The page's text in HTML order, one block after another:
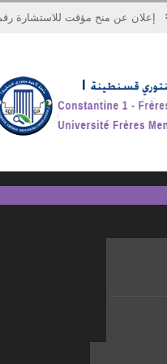
إعلان عن منح مؤقت للاستشارة رقم